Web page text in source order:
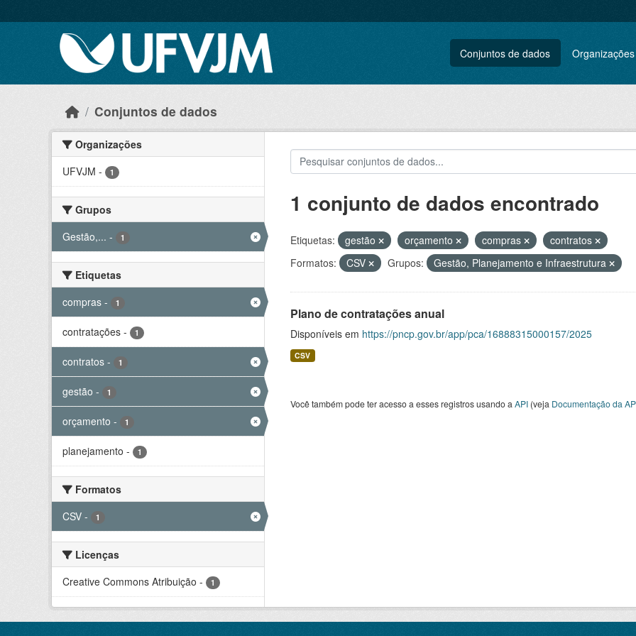
Conjuntos de dados Organizações
Conjuntos de dados
Organizações
UFVJM - 1
Grupos
Gestão,... - 1
Etiquetas
compras - 1
contratações - 1
contratos - 1
gestão - 1
orçamento - 1
planejamento - 1
Formatos
CSV - 1
Licenças
Creative Commons Atribuição - 1
1 conjunto de dados encontrado
Etiquetas: gestão orçamento compras
contratos
Formatos:
CSV Grupos: Gestão, Planejamento e Infraestrutura
Plano de contratações anual
Disponíveis em https://pncp.gov.br/app/pca/16888315000157/2025
CSV
Você também pode ter acesso a esses registros usando a API(veja Documentação da